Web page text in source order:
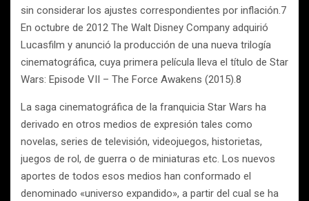
sin considerar los ajustes correspondientes por inflación.7
En octubre de 2012 The Walt Disney Company adquirió
Lucasfilm y anunció la producción de una nueva trilogía
cinematográfica, cuya primera película lleva el título de Star
Wars: Episode VII – The Force Awakens (2015).8
La saga cinematográfica de la franquicia Star Wars ha
derivado en otros medios de expresión tales como
novelas, series de televisión, videojuegos, historietas,
juegos de rol, de guerra o de miniaturas etc. Los nuevos
aportes de todos esos medios han conformado el
denominado «universo expandido», a partir del cual se ha